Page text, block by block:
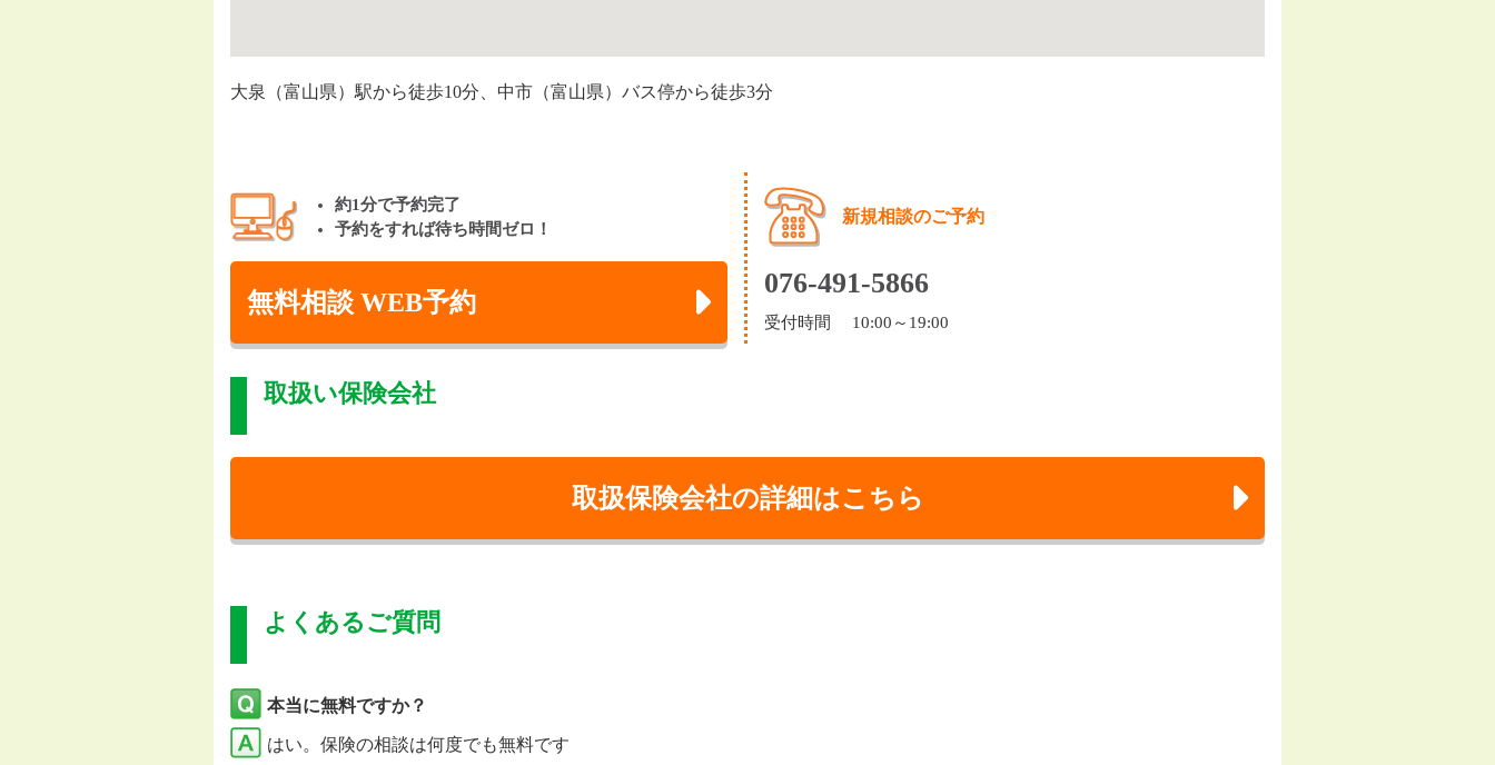
大泉（富山県）駅から徒歩10分、中市（富山県）バス停から徒歩3分
約1分で予約完了
予約をすれば待ち時間ゼロ！
無料相談 WEB予約
新規相談のご予約
076-491-5866
受付時間 10:00～19:00
取扱い保険会社
取扱保険会社の詳細はこちら
よくあるご質問
本当に無料ですか？
はい。保険の相談は何度でも無料です